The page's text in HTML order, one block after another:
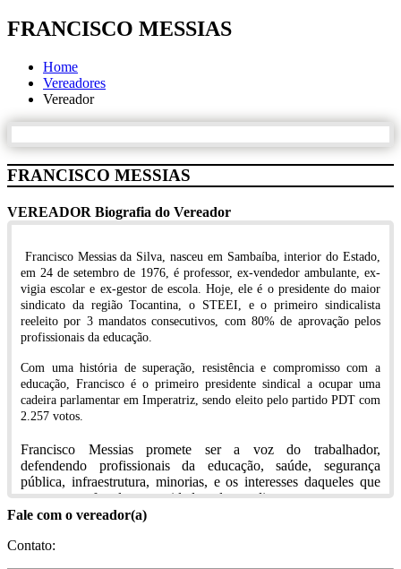
FRANCISCO MESSIAS
Home
Vereadores
Vereador
FRANCISCO MESSIAS
VEREADOR Biografia do Vereador
Francisco Messias da Silva, nasceu em Sambaíba, interior do Estado,
em 24 de setembro de 1976, é professor, ex-vendedor ambulante, ex-
vigia escolar e ex-gestor de escola. Hoje, ele é o presidente do maior
sindicato da região Tocantina, o STEEI, e o primeiro sindicalista
reeleito por 3 mandatos consecutivos, com 80% de aprovação pelos
profissionais da educação.
Com uma história de superação, resistência e compromisso com a
educação, Francisco é o primeiro presidente sindical a ocupar uma
cadeira parlamentar em Imperatriz, sendo eleito pelo partido PDT com
2.257 votos.
Francisco Messias promete ser a voz do trabalhador,
defendendo profissionais da educação, saúde, segurança
pública, infraestrutura, minorias, e os interesses daqueles que
constroem e fortalecem a cidade todos os dias
Instagram:@eufranciscomessias Endereço do gabinete
Fale com o vereador(a)
Contato: